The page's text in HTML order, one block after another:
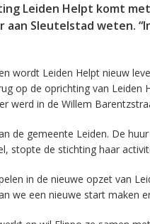
Leiden Helpt komt
Sleutelstad weten.
wordt Leiden Helpt nieuw
op de oprichting van
werd in de Willem
de gemeente Leiden. De
stopte de stichting haar
in de nieuwe opzet van
we een nieuwe start maken